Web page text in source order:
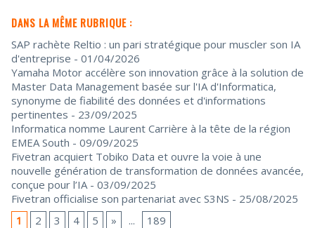
DANS LA MÊME RUBRIQUE :
SAP rachète Reltio : un pari stratégique pour muscler son IA
d'entreprise - 01/04/2026
Yamaha Motor accélère son innovation grâce à la solution de
Master Data Management basée sur l'IA d'Informatica,
synonyme de fiabilité des données et d'informations
pertinentes - 23/09/2025
Informatica nomme Laurent Carrière à la tête de la région
EMEA South - 09/09/2025
Fivetran acquiert Tobiko Data et ouvre la voie à une
nouvelle génération de transformation de données avancée,
conçue pour l’IA - 03/09/2025
Fivetran officialise son partenariat avec S3NS - 25/08/2025
1
2 3 4 5 » ... 189